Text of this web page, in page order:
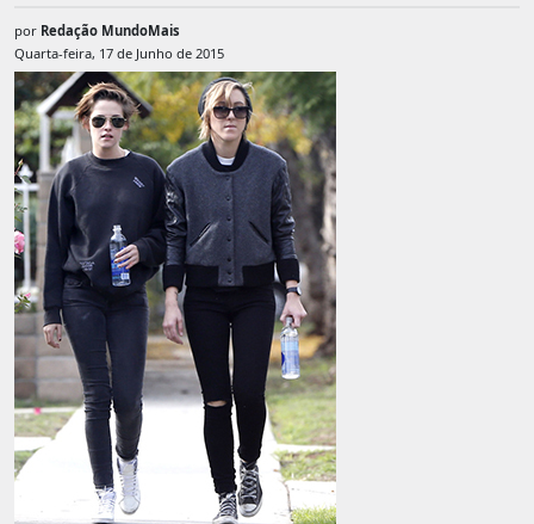
por Redação MundoMais
Quarta-feira, 17 de Junho de 2015